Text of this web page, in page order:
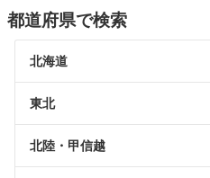
都道府県で検索
北海道
東北
北陸・甲信越